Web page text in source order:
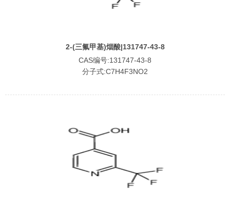
2-(三氟甲基)烟酸|131747-43-8
CAS编号:131747-43-8
分子式:C7H4F3NO2